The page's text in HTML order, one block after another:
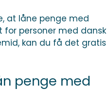
at låne penge med
personer med dansk
kan du få det gratis
penge med